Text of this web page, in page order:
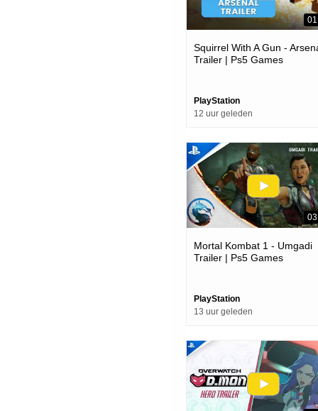
Squirrel With A Gun -
Trailer | Ps5 Games
PlayStation
12 uur geleden
Mortal Kombat 1 - Umgadi
Trailer | Ps5 Games
PlayStation
13 uur geleden